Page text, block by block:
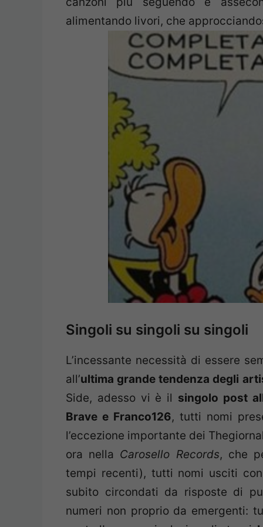
alimentando livori, che
Singoli su singoli su singoli
L’incessante necessità di essere
all’ultima grande tendenza degli
Side, adesso vi è il singolo post
Brave e Franco126, tutti nomi
l’eccezione importante dei
ora nella Carosello Records, che
tempi recenti), tutti nomi usciti
subito circondati da risposte di
numeri non proprio da emergenti: